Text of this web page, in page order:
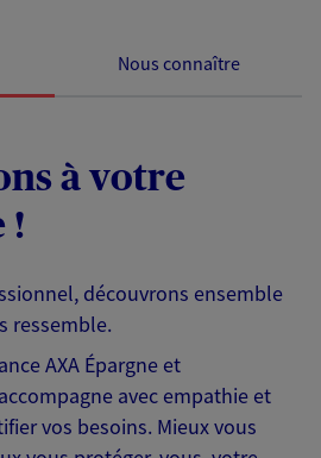
Nous connaître
à votre
!
découvrons ensemble
ressemble.
AXA Épargne et
avec empathie et
vos besoins. Mieux vous